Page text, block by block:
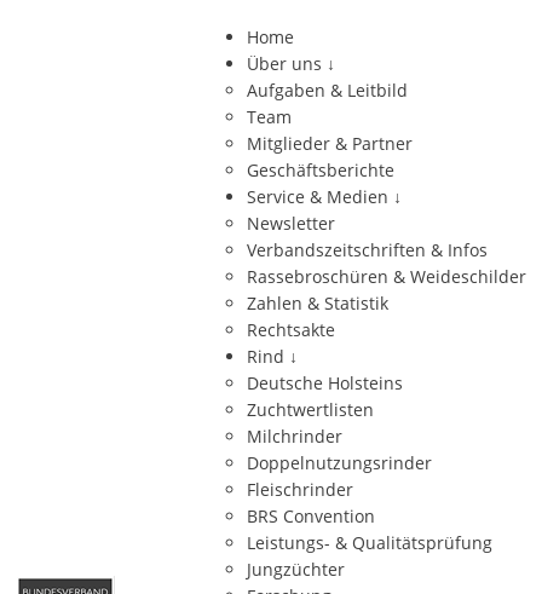
Home
Über uns ↓
Aufgaben & Leitbild
Team
Mitglieder & Partner
Geschäftsberichte
Service & Medien ↓
Newsletter
Verbandszeitschriften & Infos
Rassebroschüren & Weideschilder
Zahlen & Statistik
Rechtsakte
Rind ↓
Deutsche Holsteins
Zuchtwertlisten
Milchrinder
Doppelnutzungsrinder
Fleischrinder
BRS Convention
Leistungs- & Qualitätsprüfung
Jungzüchter